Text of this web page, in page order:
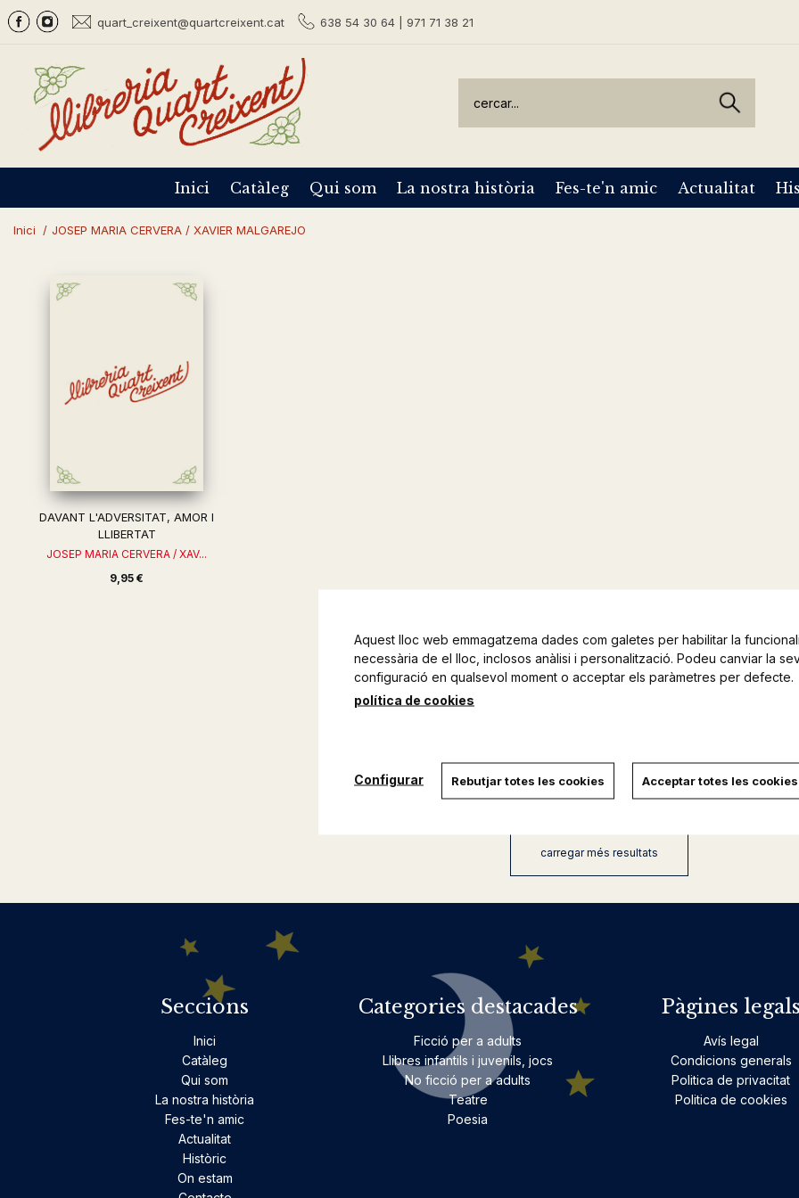
quart_creixent@quartcreixent.cat 638 54 30 64 | 971 71 38 21
Inici Catàleg Qui som La nostra història Fes-te'n amic Actualitat
Inici / JOSEP MARIA CERVERA / XAVIER MALGAREJO
DAVANT L'ADVERSITAT, AMOR I
LLIBERTAT
JOSEP MARIA CERVERA / XAV...
9,95 €
carregar més resultats
Seccions
Inici
Catàleg
Qui som
La nostra història
Fes-te'n amic
Actualitat
Històric
On estam
Categories destacades
Ficció per a adults
Llibres infantils i juvenils, jocs
No ficció per a adults
Teatre
Poesia
Pàgines legals
Avís legal
Condicions generals
Politica de privacitat
Politica de cookies
Aquest lloc web emmagatzema dades com galetes per habilitar la
necessària de el lloc, inclosos anàlisi i personalització. Podeu canviar la
configuració en qualsevol moment o acceptar els paràmetres per defecte.
política de cookies
Configurar Rebutjar totes les cookies Acceptar totes les cookies